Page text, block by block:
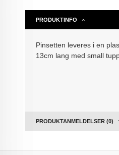
PRODUKTINFO
Pinsetten leveres i en
13cm lang med small
PRODUKTANMELDELSER (0)